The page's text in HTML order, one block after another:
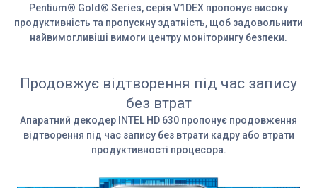
Pentium® Gold® Series, серія V1DEX пропонує високу
продуктивність та пропускну здатність, щоб задовольнити
найвимогливіші вимоги центру моніторингу безпеки.
Продовжує відтворення під час запису
без втрат
Апаратний декодер INTEL HD 630 пропонує продовження
відтворення під час запису без втрати кадру або втрати
продуктивності процесора.